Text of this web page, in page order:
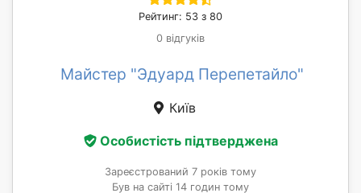
Рейтинг: 53 з 80
0 відгуків
Майстер "Эдуард Перепетайло"
Київ
Особистість підтверджена
Зареєстрований 7 років тому
Був на сайті 14 годин тому